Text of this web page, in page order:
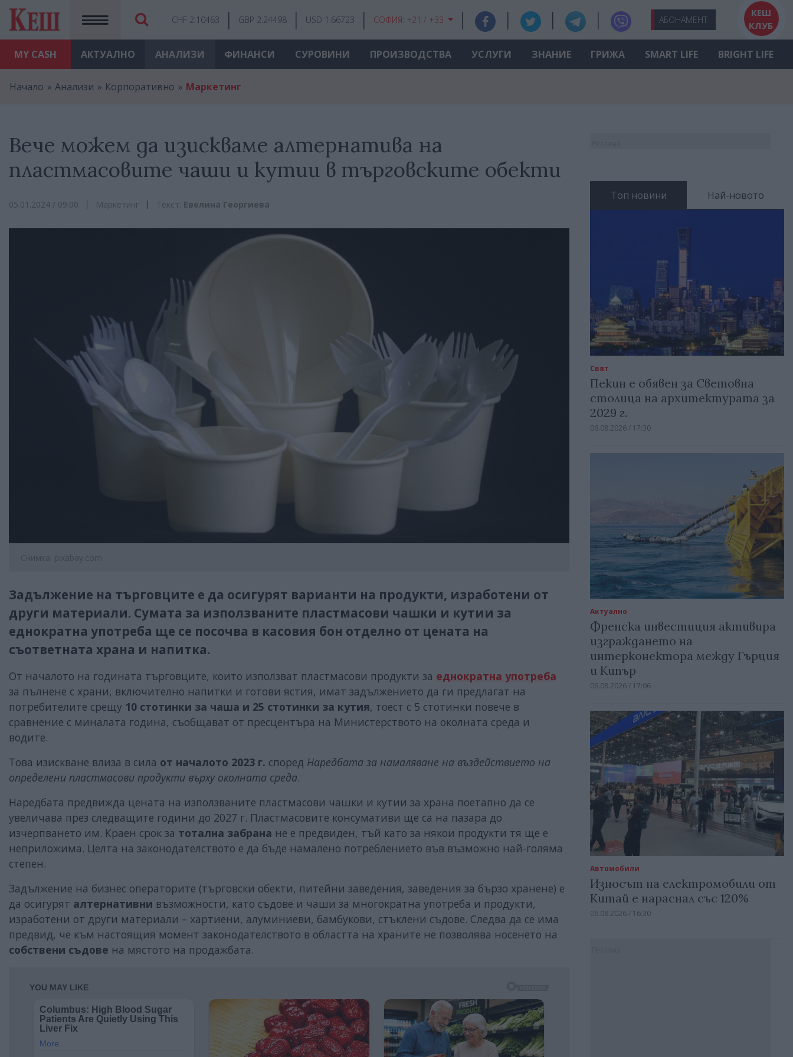
MY CASH
CHF 2.10463 GBP 2.24498 USD 1.66723 СОФИЯ: +21 / +33 АБОНАМЕНТ
КЕШ
КЛУБ
АКТУАЛНО АНАЛИЗИ ФИНАНСИ СУРОВИНИ ПРОИЗВОДСТВА УСЛУГИ ЗНАНИЕ ГРИЖА SMART LIFE BRIGHT LIFE
Начало Анализи Корпоративно Маркетинг
Вече можем да изискваме алтернатива на
пластмасовите чаши и кутии в търговските обекти
05.01.2024 / 09:00 Маркетинг Текст: Евелина Георгиева
Снимка: pixabay.com
Задължение на търговците е да осигурят варианти на продукти, изработени от
други материали. Сумата за използваните пластмасови чашки и кутии за
еднократна употреба ще се посочва в касовия бон отделно от цената на
съответната храна и напитка.
От началото на годината търговците, които използват пластмасови продукти за еднократна употреба
за пълнене с храни, включително напитки и готови ястия, имат задължението да ги предлагат на
потребителите срещу 10 стотинки за чаша и 25 стотинки за кутия, тоест с 5 стотинки повече в
сравнение с миналата година, съобщават от пресцентъра на Министерството на околната среда и
водите.
Това изискване влиза в сила от началото 2023 г. според Наредбата за намаляване на въздействието на
определени пластмасови продукти върху околната среда.
Наредбата предвижда цената на използваните пластмасови чашки и кутии за храна поетапно да се
увеличава през следващите години до 2027 г. Пластмасовите консумативи ще са на пазара до
изчерпването им. Краен срок за тотална забрана не е предвиден, тъй като за някои продукти тя ще е
неприложима. Целта на законодателството е да бъде намалено потреблението във възможно най-голяма
степен.
Задължение на бизнес операторите (търговски обекти, питейни заведения, заведения за бързо хранене) е
да осигурят алтернативни възможности, като съдове и чаши за многократна употреба и продукти,
изработени от други материали – хартиени, алуминиеви, бамбукови, стъклени съдове. Следва да се има
предвид, че към настоящия момент законодателството в областта на храните не позволява носенето на
собствени съдове на мястото на продажбата.
Топ новини Най-новото
Свят
Пекин е обявен за Световна
столица на архитектурата за
2029 г.
06.08.2026 / 17:30
Актуално
Френска инвестиция активира
изграждането на
интерконектора между Гърция
и Кипър
06.08.2026 / 17:06
Автомобили
Износът на електромобили от
Китай е нараснал със 120%
06.08.2026 / 16:30